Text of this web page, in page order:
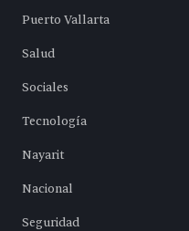
Puerto Vallarta
Salud
Sociales
Tecnología
Nayarit
Nacional
Seguridad